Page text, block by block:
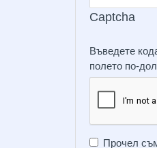
Captcha
Въведете
полето по-
Прочел